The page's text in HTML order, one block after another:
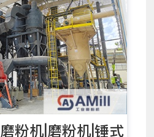
粉机|磨粉机|锤式